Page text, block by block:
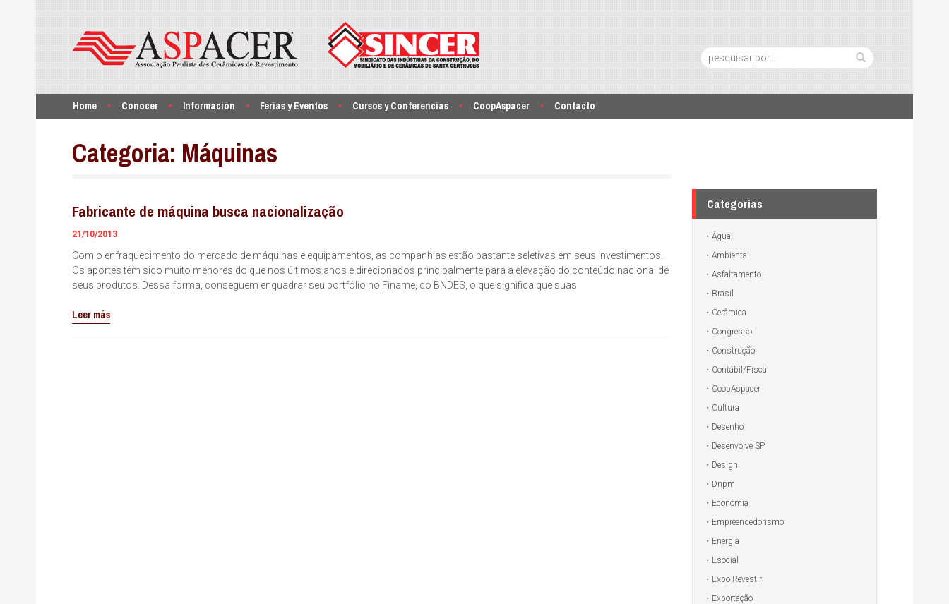
Home Conocer Información Ferias y Eventos Cursos y Conferencias CoopAspacer Contacto
Pesquisa:
Categoria: Máquinas
Fabricante de máquina busca nacionalização
21/10/2013
Com o enfraquecimento do mercado de máquinas e equipamentos, as companhias estão bastante seletivas em seus investimentos.
Os aportes têm sido muito menores do que nos últimos anos e direcionados principalmente para a elevação do conteúdo nacional de
seus produtos. Dessa forma, conseguem enquadrar seu portfólio no Finame, do BNDES, o que significa que suas
Leer más
Categorias
Água
Ambiental
Asfaltamento
Brasil
Cerâmica
Congresso
Construção
Contábil/Fiscal
CoopAspacer
Cultura
Desenho
Desenvolve SP
Design
Dnpm
Economia
Empreendedorismo
Energia
Esocial
Expo Revestir
Exportação